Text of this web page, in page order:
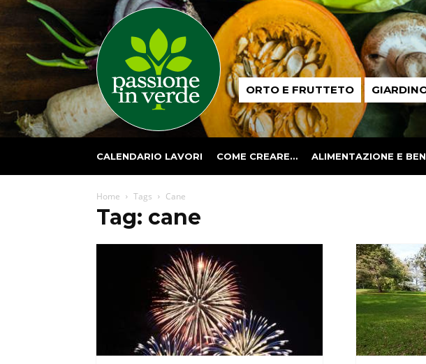
Passione
in ORTO E FRUTTETO
CALENDARIO LAVORI COME CREARE… ALIMENTAZIONE E
Home Tags Cane
Tag: cane